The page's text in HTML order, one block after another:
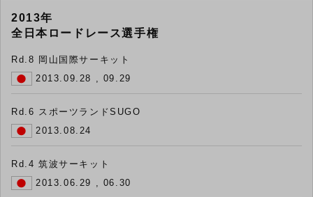
2013年
全日本ロードレース選手権
Rd.8 岡山国際サーキット
2013.09.28 , 09.29
Rd.6 スポーツランドSUGO
2013.08.24
Rd.4 筑波サーキット
2013.06.29 , 06.30